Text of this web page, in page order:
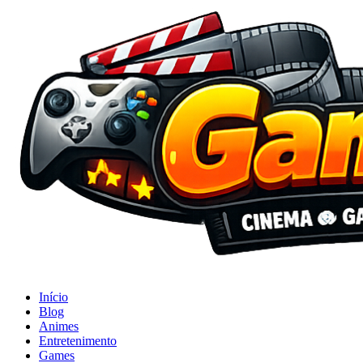
Início
Blog
Animes
Entretenimento
Games